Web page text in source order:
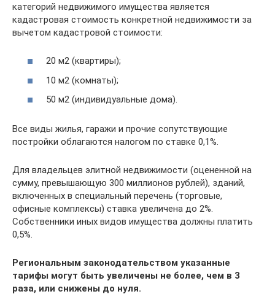
категорий недвижимого имущества является
кадастровая стоимость конкретной недвижимости за
вычетом кадастровой стоимости:
20 м2 (квартиры);
10 м2 (комнаты);
50 м2 (индивидуальные дома).
Все виды жилья, гаражи и прочие сопутствующие
постройки облагаются налогом по ставке 0,1%.
Для владельцев элитной недвижимости (оцененной на
сумму, превышающую 300 миллионов рублей), зданий,
включенных в специальный перечень (торговые,
офисные комплексы) ставка увеличена до 2%.
Собственники иных видов имущества должны платить
0,5%.
Региональным законодательством указанные
тарифы могут быть увеличены не более, чем в 3
раза, или снижены до нуля.